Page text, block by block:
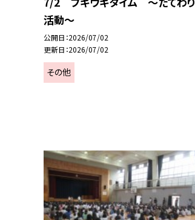
活動～
公開日 2026/07/02
更新日 2026/07/02
その他